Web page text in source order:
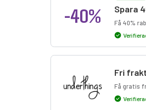
-40% Spara
Få 40%
Fri
Få gratis